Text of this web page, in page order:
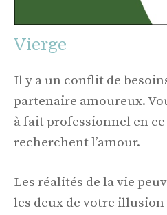
Vierge
Il y a un conflit de
partenaire amoureux.
à fait professionnel en
recherchent l’amour.
Les réalités de la vie
les deux de votre illusion